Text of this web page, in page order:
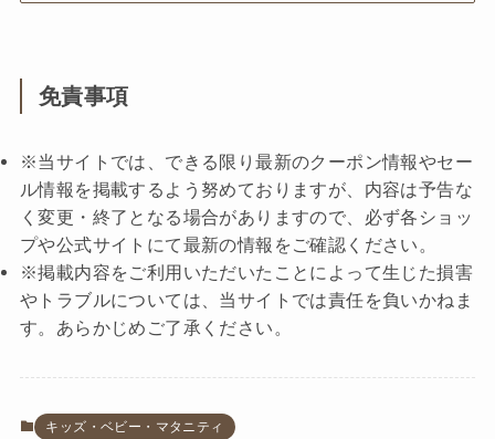
免責事項
※当サイトでは、できる限り最新のクーポン情報やセー
ル情報を掲載するよう努めておりますが、内容は予告な
く変更・終了となる場合がありますので、必ず各ショッ
プや公式サイトにて最新の情報をご確認ください。
※掲載内容をご利用いただいたことによって生じた損害
やトラブルについては、当サイトでは責任を負いかねま
す。あらかじめご了承ください。
キッズ・ベビー・マタニティ